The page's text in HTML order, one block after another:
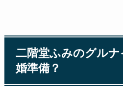
二階堂ふみのグル
婚準備？